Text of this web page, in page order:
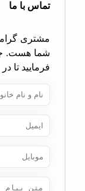
با ما
گرامی؛ تیم ما،
هست. جهت ارتباط
تا در اسرع